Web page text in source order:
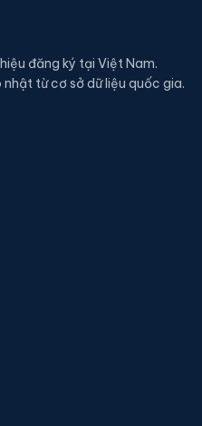
đăng ký tại Việt Nam.
từ cơ sở dữ liệu quốc gia.